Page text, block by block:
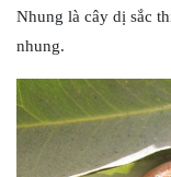
Nhung là cây dị sắc
nhung.